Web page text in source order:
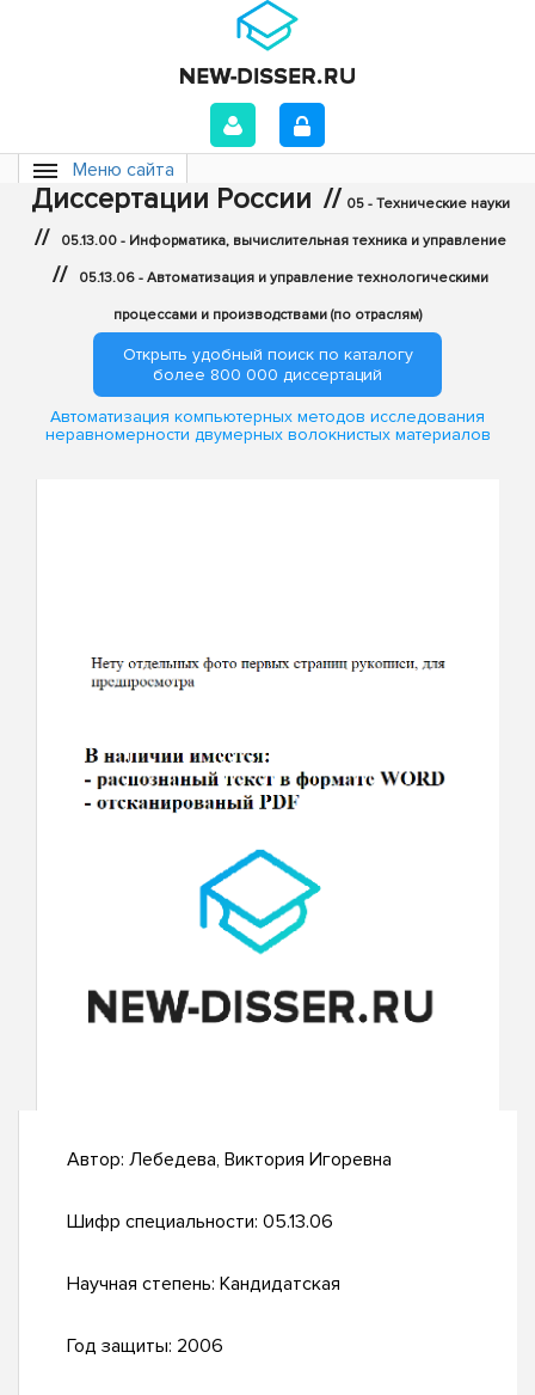
Меню сайта
Диссертации России // 05 - Технические науки
// 05.13.00 - Информатика, вычислительная техника и управление
// 05.13.06 - Автоматизация и управление технологическими
процессами и производствами (по отраслям)
Открыть удобный поиск по каталогу
более 800 000 диссертаций
Автоматизация компьютерных методов исследования
неравномерности двумерных волокнистых материалов
Автор: Лебедева, Виктория Игоревна
Шифр специальности: 05.13.06
Научная степень: Кандидатская
Год защиты: 2006